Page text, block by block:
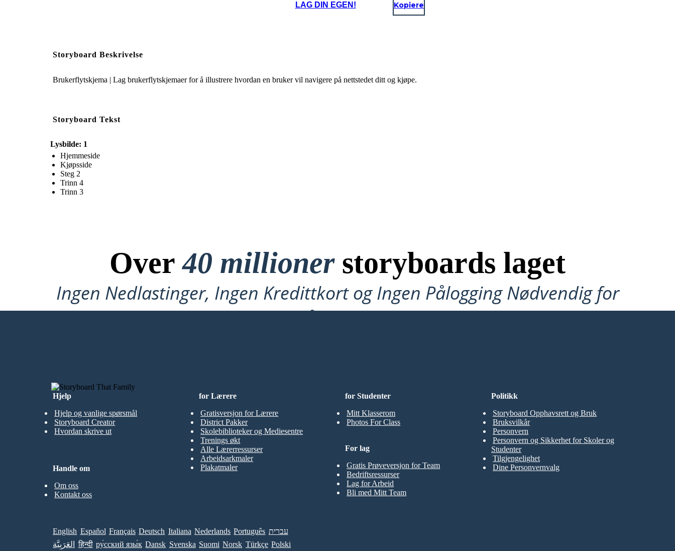
LAG DIN EGEN! Kopiere
Storyboard Beskrivelse
Brukerflytskjema | Lag brukerflytskjemaer for å illustrere hvordan en bruker vil navigere på nettstedet ditt og kjøpe.
Storyboard Tekst
Lysbilde: 1
Hjemmeside
Kjøpsside
Steg 2
Trinn 4
Trinn 3
Over40 millionerstoryboards laget
Ingen Nedlastinger, Ingen Kredittkort og Ingen Pålogging Nødvendig for
å Prøve!
Hjelp
Hjelp og vanlige spørsmål
Storyboard Creator
Hvordan skrive ut
for Studenter
Mitt Klasserom
Photos For Class
for Lærere
Gratisversjon for Lærere
District Pakker
Skolebiblioteker og Mediesentre
Trenings økt
Alle Lærerressurser
Arbeidsarkmaler
Plakatmaler
For lag
Gratis Prøveversjon for Team
Bedriftsressurser
Lag for Arbeid
Bli med Mitt Team
Handle om
Om oss
Kontakt oss
Politikk
Storyboard Opphavsrett og Bruk
Bruksvilkår
Personvern
Personvern og Sikkerhet for Skoler og
Studenter
Tilgjengelighet
Dine Personvernvalg
English Español Français Deutsch Italiana Nederlands Português עברית
العَرَبِيَّة
हिन्दी ру́сский язы́к Dansk Svenska Suomi Norsk Türkçe Polski